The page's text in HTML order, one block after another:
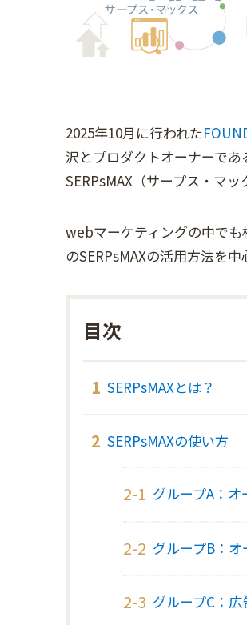
2025年10月に行われた
沢とプロダクトオーナーで
SERPsMAX（サープス・マ
webマーケティングの中で
のSERPsMAXの活用方法を
SERPsMAXとは？
SERPsMAXの使い方
グループA：
グループB：
グループC：